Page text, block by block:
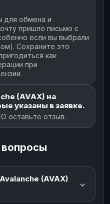
для обмена и
пришло письмо с
если вы выбрали
Сохраните это
как
при
(AVAX) на
указаны в заявке.
оставьте отзыв.
(AVAX)